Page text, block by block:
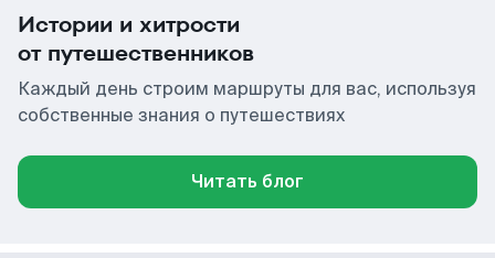
Истории и хитрости
от путешественников
Каждый день строим маршруты для вас, используя
собственные знания о путешествиях
Читать блог